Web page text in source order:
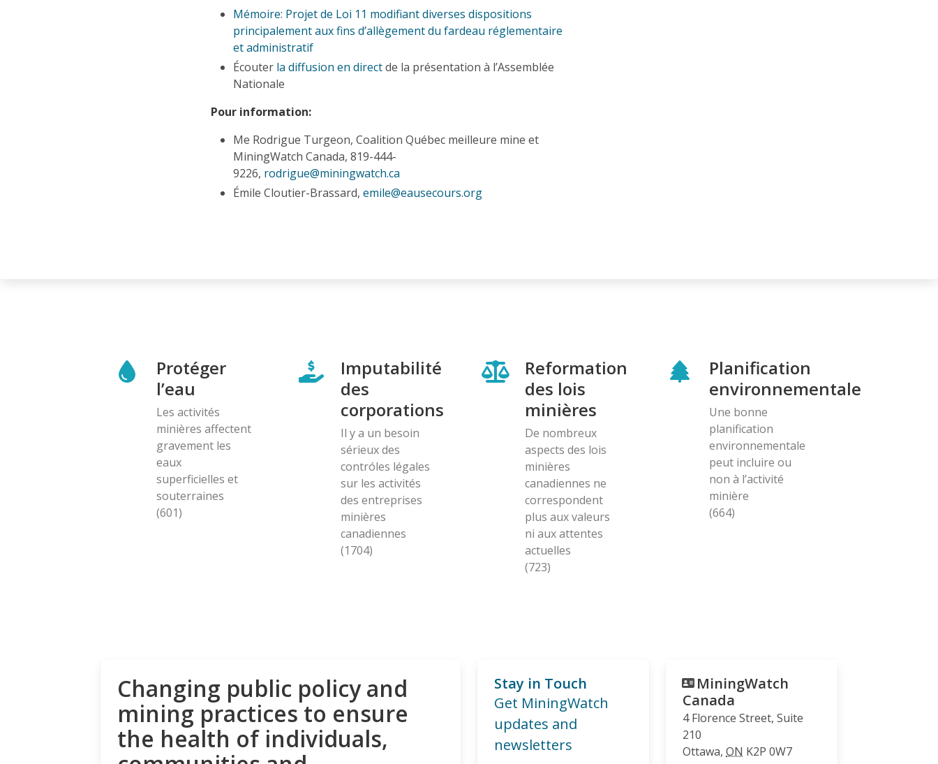
Mémoire: Projet de Loi 11 modifiant diverses dispositions
principalement aux fins d’allègement du fardeau réglementaire
et administratif
Écouter la diffusion en directde la présentation à l’Assemblée
Nationale
Pour information:
Me Rodrigue Turgeon, Coalition Québec meilleure mine et
MiningWatch Canada, 819-444-
9226, rodrigue@miningwatch.ca
Émile Cloutier-Brassard,emile@eausecours.org
Protéger
l’eau
Les activités
minières affectent
gravement les
eaux
superficielles et
souterraines
(601)
Imputabilité
des
corporations
Il y a un besoin
sérieux des
contróles légales
sur les activités
des entreprises
minières
canadiennes
(1704)
Reformation
des lois
minières
De nombreux
aspects des lois
minières
canadiennes ne
correspondent
plus aux valeurs
ni aux attentes
actuelles
(723)
Planification
environnementale
Une bonne
planification
environnementale
peut incluire ou
non à l’activité
minière
(664)
Changing public policy and
mining practices to ensure
the health of individuals,
Stay in Touch
Get MiningWatch
updates and
newsletters
MiningWatch
Canada
4 Florence Street, Suite
210
Ottawa, ON K2P 0W7